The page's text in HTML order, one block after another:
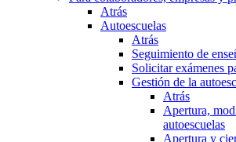
Atrás
Autoescuelas
Atrás
Seguimiento de
Solicitar exámenes
Gestión de la
Atrás
Apertura,
autoescuelas
Apertura y